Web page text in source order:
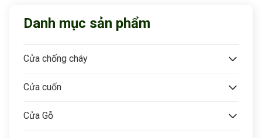
Danh mục sản phẩm
Cửa chống cháy
Cửa cuốn
Cửa Gỗ